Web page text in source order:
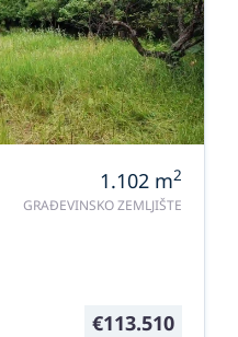
1.102 m2
GRAĐEVINSKO ZEMLJIŠTE
€113.510